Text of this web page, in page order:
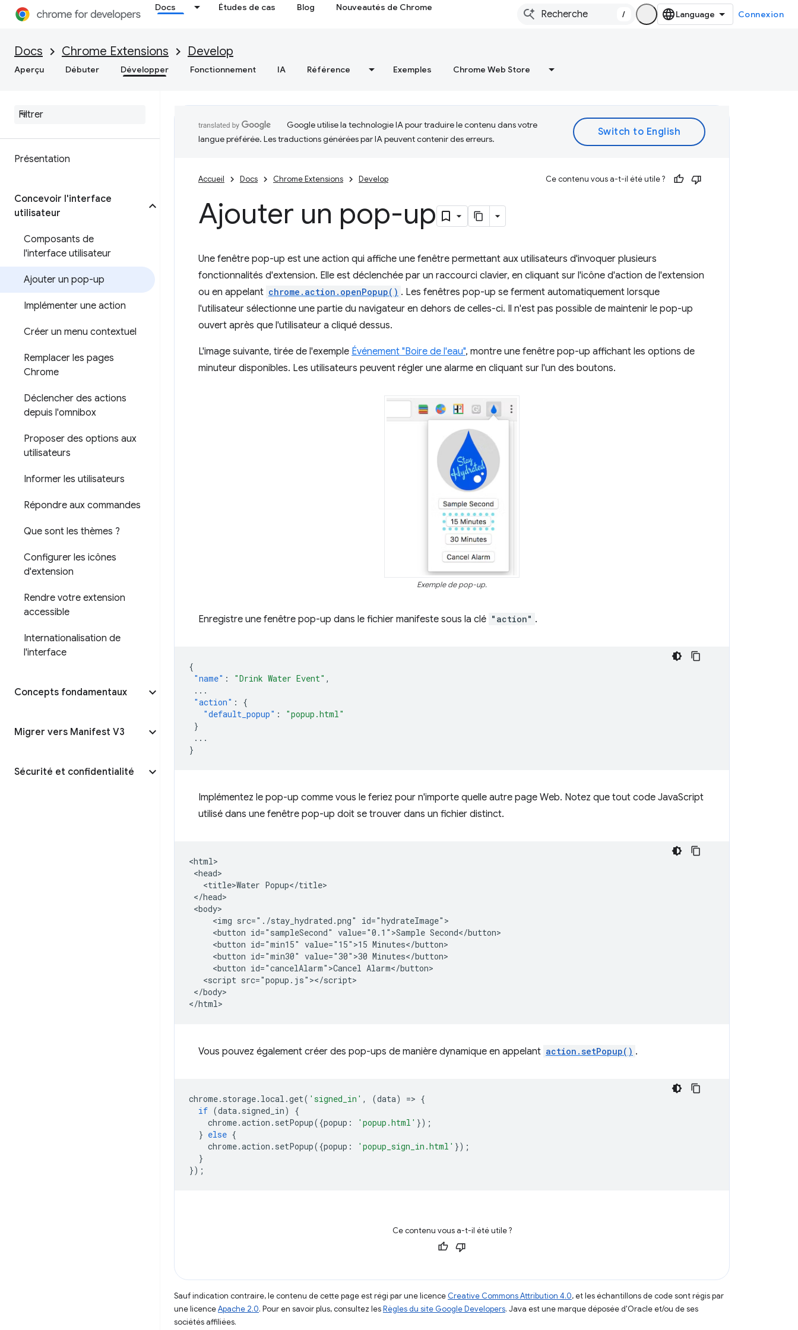
Docs Études de cas Blog Nouveautés de Chrome
/ Connexion
Docs Chrome Extensions Develop
Aperçu Débuter Développer Fonctionnement IA Référence Exemples Chrome Web Store
Présentation
Concevoir l'interface
utilisateur
Composants de
l'interface utilisateur
Ajouter un pop-up
Implémenter une action
Créer un menu contextuel
Remplacer les pages
Chrome
Déclencher des actions
depuis l'omnibox
Proposer des options aux
utilisateurs
Informer les utilisateurs
Répondre aux commandes
Que sont les thèmes ?
Configurer les icônes
d'extension
Rendre votre extension
accessible
Internationalisation de
l'interface
Concepts fondamentaux
Migrer vers Manifest V3
Sécurité et confidentialité
Google utilise la technologie IA pour traduire le contenu dans votre
langue préférée. Les traductions générées par IA peuvent contenir des erreurs.
Accueil Docs Chrome Extensions Develop Ce contenu vous a-t-il été utile ?
Ajouter un pop-up
Une fenêtre pop-up est une action qui affiche une fenêtre permettant aux utilisateurs d'invoquer plusieurs
fonctionnalités d'extension. Elle est déclenchée par un raccourci clavier, en cliquant sur l'icône d'action de l'extension
ou en appelant chrome.action.openPopup() . Les fenêtres pop-up se ferment automatiquement lorsque
l'utilisateur sélectionne une partie du navigateur en dehors de celles-ci. Il n'est pas possible de maintenir le pop-up
ouvert après que l'utilisateur a cliqué dessus.
L'image suivante, tirée de l'exemple Événement "Boire de l'eau", montre une fenêtre pop-up affichant les options de
minuteur disponibles. Les utilisateurs peuvent régler une alarme en cliquant sur l'un des boutons.
Exemple de pop-up.
Enregistre une fenêtre pop-up dans le fichier manifeste sous la clé "action" .
{
"name" : "Drink Water Event" ,
...
"action" :
{
"default_popup" :
"popup.html"
}
...
}
Implémentez le pop-up comme vous le feriez pour n'importe quelle autre page Web. Notez que tout code JavaScript
utilisé dans une fenêtre pop-up doit se trouver dans un fichier distinct.
<html>
<head>
   <title>Water Popup</title>
</head>
<body>
     <img src="./stay_hydrated.png" id="hydrateImage">
     <button id="sampleSecond" value="0.1">Sample Second</button>
     <button id="min15" value="15">15 Minutes</button>
     <button id="min30" value="30">30 Minutes</button>
     <button id="cancelAlarm">Cancel Alarm</button>
   <script src="popup.js"></script>
</body>
Vous pouvez également créer des pop-ups de manière dynamique en appelant action.setPopup() .
chrome. storage. local .get( 'signed_in' , (data) => {
if (data. signed_in)
{
chrome.action . setPopup({popup : 'popup.html' });
} else {
chrome.action . setPopup({popup : 'popup_sign_in.html' });
}
});
Ce contenu vous a-t-il été utile ?
Sauf indication contraire, le contenu de cette page est régi par une licence Creative Commons Attribution 4.0, et les échantillons de code sont régis par
une licenceApache 2.0. Pour en savoir plus, consultez lesRègles du site Google Developers. Java est une marque déposée d'Oracle et/ou de ses
sociétés affiliées.